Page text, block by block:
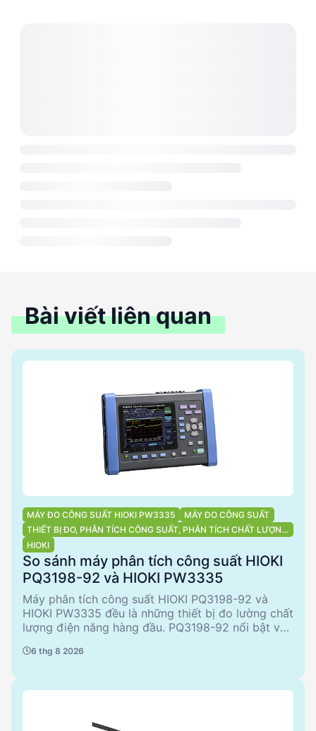
Bài viết liên quan
MÁY ĐO CÔNG SUẤT HIOKI PW3335
MÁY ĐO CÔNG SUẤT
THIẾT BỊ ĐO, PHÂN TÍCH CÔNG SUẤT, PHÂN TÍCH CHẤT LƯỢNG
ĐIỆN NĂNG
HIOKI
So sánh máy phân tích công suất HIOKI
PQ3198-92 và HIOKI PW3335
Máy phân tích công suất HIOKI PQ3198-92 và
HIOKI PW3335 đều là những thiết bị đo lường chất
lượng điện năng hàng đầu. PQ3198-92 nổi bật với
dụng công nghiệp phức tạp. Trong khi đó,
lường cơ bản và di động. Cả hai sản phẩm đều từ
6 thg 8 2026